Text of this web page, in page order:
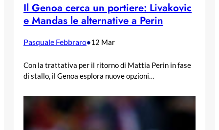
Il Genoa cerca un portiere: Livakovic
e Mandas le alternative a Perin
Pasquale Febbraro•12 Mar
Con la trattativa per il ritorno di Mattia Perin in fase
di stallo, il Genoa esplora nuove opzioni…